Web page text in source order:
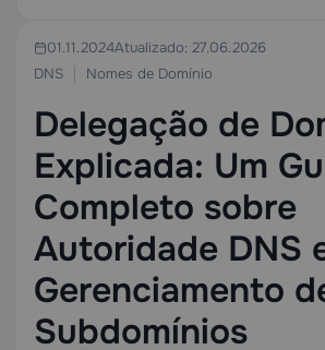
01.11.2024Atualizado: 27.06.2026
DNS
Nomes de Domínio
Delegação de
Explicada: Um
Completo sobre
Autoridade DNS
Gerenciamento
Subdomínios